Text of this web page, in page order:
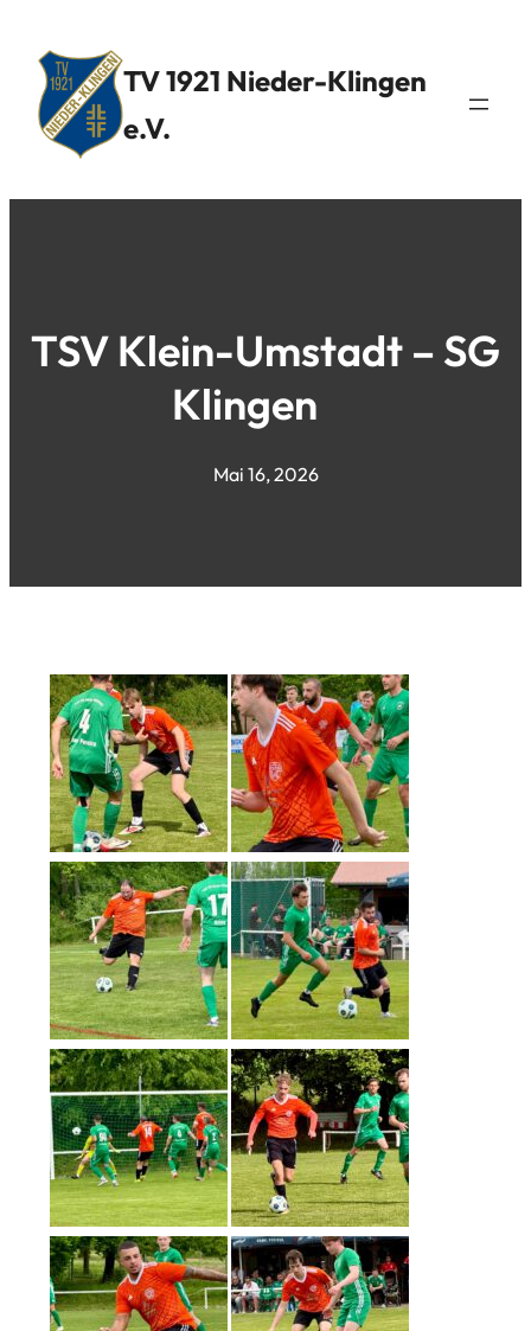
TV 1921 Nieder-Klingen
e.V.
TSV Klein-Umstadt – SG
Klingen
Mai 16, 2026